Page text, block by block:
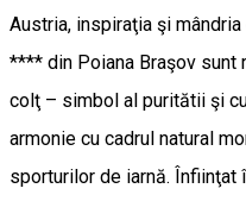
Austria, inspiraţia şi
**** din Poiana Braşov
colţ – simbol al puritătii şi
armonie cu cadrul natural
sporturilor de iarnă. Înfiinţat